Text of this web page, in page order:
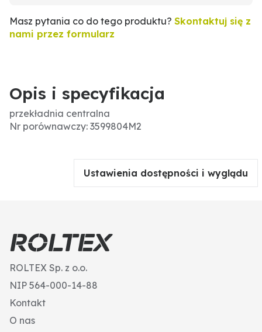
Masz pytania co do tego produktu? Skontaktuj się z
nami przez formularz
Opis i specyfikacja
przekładnia centralna
Nr porównawczy: 3599804M2
Ustawienia dostępności i wyglądu
ROLTEX Sp. z o.o.
NIP 564-000-14-88
Kontakt
O nas